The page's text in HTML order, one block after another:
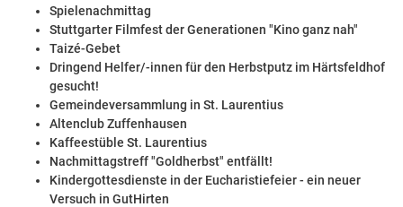
Spielenachmittag
Stuttgarter Filmfest der Generationen "Kino ganz nah"
Taizé-Gebet
Dringend Helfer/-innen für den Herbstputz im Härtsfeldhof
gesucht!
Gemeindeversammlung in St. Laurentius
Altenclub Zuffenhausen
Kaffeestüble St. Laurentius
Nachmittagstreff "Goldherbst" entfällt!
Kindergottesdienste in der Eucharistiefeier - ein neuer
Versuch in GutHirten